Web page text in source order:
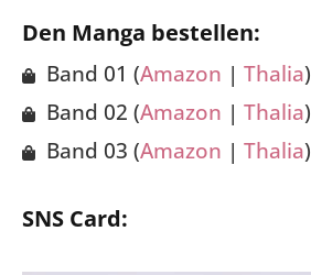
Den Manga bestellen:
Band 01 (Amazon | Thalia)
Band 02 (Amazon | Thalia)
Band 03 (Amazon | Thalia)
SNS Card: